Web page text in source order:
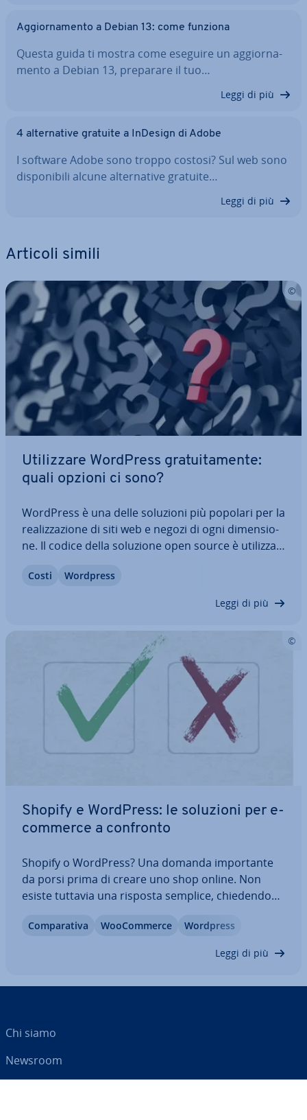
Ag­gior­na­men­to a Debian 13: come funziona
Questa guida ti mostra come eseguire un ag­gior­na­
men­to a Debian 13, preparare il tuo…
Leggi di più
4 al­ter­na­ti­ve gratuite a InDesign di Adobe
I software Adobe sono troppo costosi? Sul web sono
di­spo­ni­bi­li alcune al­ter­na­ti­ve gratuite…
Leggi di più
Articoli simili
Uti­liz­za­re WordPress gra­tui­ta­men­te:
quali opzioni ci sono?
WordPress è una delle soluzioni più popolari per la
rea­liz­za­zio­ne di siti web e negozi di ogni di­men­sio­
ne. Il codice della soluzione open source è uti­liz­za­
WordPress è gratuito, sebbene con rigide re­stri­
Costi Wordpress
Leggi di più
Shopify e WordPress: le soluzioni per e-
commerce a confronto
Shopify o WordPress? Una domanda im­por­tan­te
da porsi prima di creare uno shop online. Non
esiste tuttavia una risposta semplice, chie­den­do­si
resto, con­si­de­ra­re il progetto dapprima in un
Com­pa­ra­ti­va Woo­Com­mer­ce Wordpress
Leggi di più
Chi siamo
Newsroom